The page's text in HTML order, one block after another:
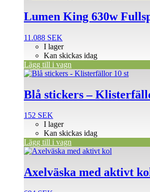
Lumen King 630w
11.088 SEK
I lager
Kan skickas idag
Lägg till i vagn
Blå stickers –
152 SEK
I lager
Kan skickas idag
Lägg till i vagn
Axelväska med aktivt